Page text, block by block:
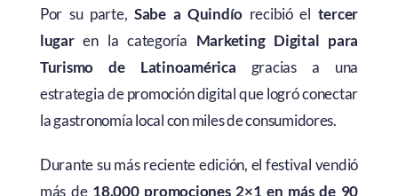
Por su parte, Sabe a Quindío recibió el tercer
lugaren la categoría Marketing Digital para
Turismo de Latinoamérica gracias a una
estrategia de promoción digital que logró conectar
la gastronomía local con miles de consumidores.
Durante su más reciente edición, el festival vendió
más de 18.000 promociones 2×1 en más de 90